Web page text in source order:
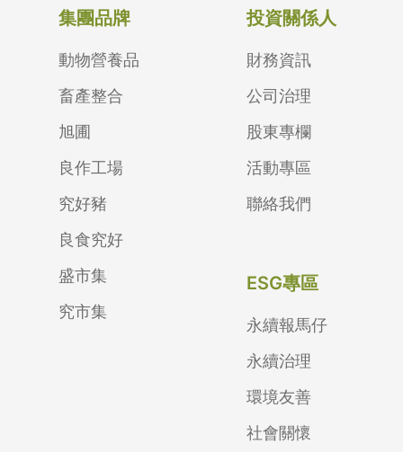
集團品牌
動物營養品
畜產整合
旭圃
良作工場
究好豬
良食究好
盛市集
究市集
投資關係人
財務資訊
公司治理
股東專欄
活動專區
聯絡我們
ESG專區
永續報馬仔
永續治理
環境友善
社會關懷